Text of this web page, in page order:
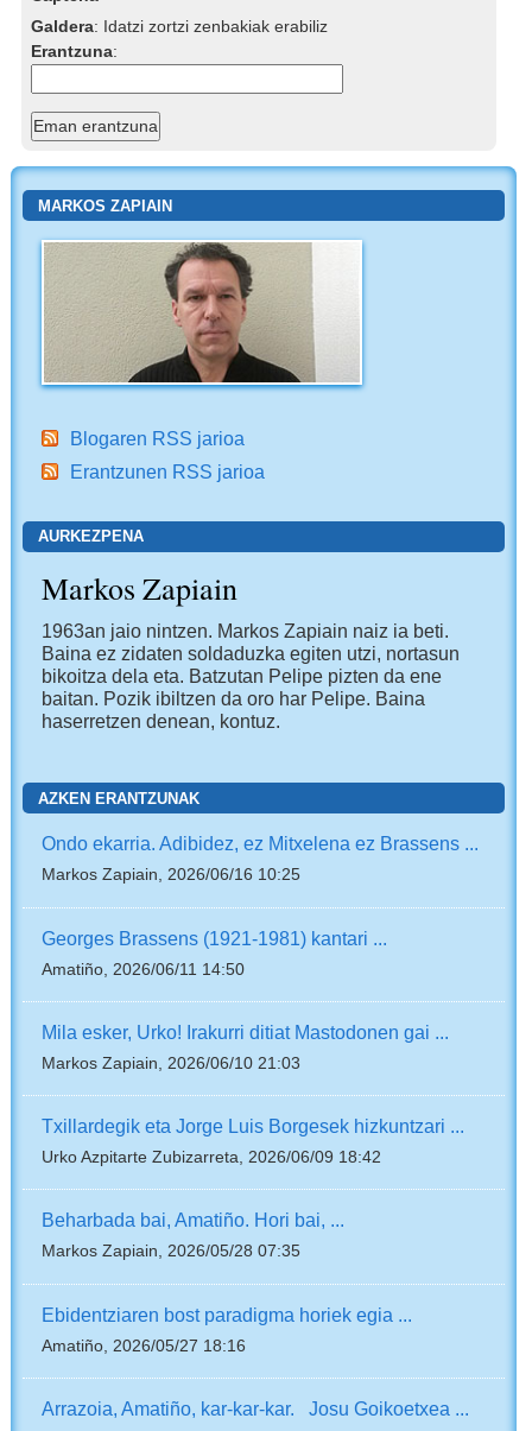
Galdera: Idatzi zortzi zenbakiak erabiliz
Erantzuna:
MARKOS ZAPIAIN
Blogaren RSS jarioa
Erantzunen RSS jarioa
AURKEZPENA
Markos Zapiain
1963an jaio nintzen. Markos Zapiain naiz ia beti.
Baina ez zidaten soldaduzka egiten utzi, nortasun
bikoitza dela eta. Batzutan Pelipe pizten da ene
baitan. Pozik ibiltzen da oro har Pelipe. Baina
haserretzen denean, kontuz.
AZKEN ERANTZUNAK
Ondo ekarria. Adibidez, ez Mitxelena ez Brassens ...
Markos Zapiain, 2026/06/16 10:25
Georges Brassens (1921-1981) kantari ...
Amatiño, 2026/06/11 14:50
Mila esker, Urko! Irakurri ditiat Mastodonen gai ...
Markos Zapiain, 2026/06/10 21:03
Txillardegik eta Jorge Luis Borgesek hizkuntzari ...
Urko Azpitarte Zubizarreta, 2026/06/09 18:42
Beharbada bai, Amatiño. Hori bai, ...
Markos Zapiain, 2026/05/28 07:35
Ebidentziaren bost paradigma horiek egia ...
Amatiño, 2026/05/27 18:16
Arrazoia, Amatiño, kar-kar-kar. Josu Goikoetxea ...